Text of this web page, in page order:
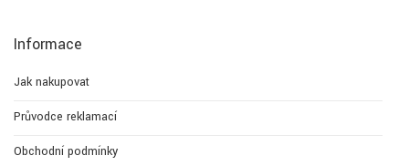
Informace
Jak nakupovat
Průvodce reklamací
Obchodní podmínky